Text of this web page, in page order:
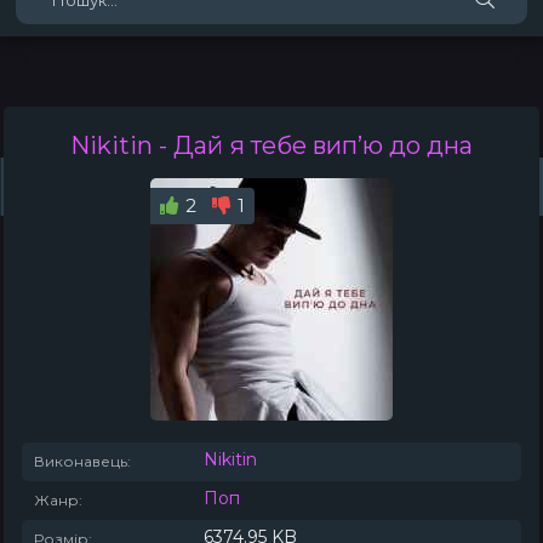
Топ 100 Тренди
Nikitin - Дай я тебе випʼю до дна
2 1
Виконавець: Nikitin
Жанр: Поп
Розмір: 6374.95 KB